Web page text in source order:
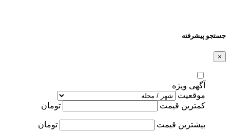
جستجو پیشرفته
×
آگهی ویژه
موقعیت
کمترین قیمت
تومان
بیشترین قیمت تومان